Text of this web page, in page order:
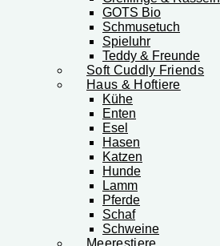
GOTS Bio
Schmusetuch
Spieluhr
Teddy & Freunde
Soft Cuddly Friends
Haus & Hoftiere
Kühe
Enten
Esel
Hasen
Katzen
Hunde
Lamm
Pferde
Schaf
Schweine